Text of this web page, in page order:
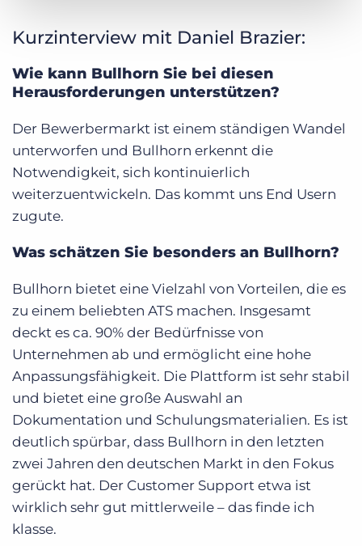
Kurzinterview mit Daniel Brazier:
Wie kann Bullhorn Sie bei diesen
Herausforderungen unterstützen?
Der Bewerbermarkt ist einem ständigen Wandel
unterworfen und Bullhorn erkennt die
Notwendigkeit, sich kontinuierlich
weiterzuentwickeln. Das kommt uns End Usern
zugute.
Was schätzen Sie besonders an Bullhorn?
Bullhorn bietet eine Vielzahl von Vorteilen, die es
zu einem beliebten ATS machen. Insgesamt
deckt es ca. 90% der Bedürfnisse von
Unternehmen ab und ermöglicht eine hohe
Anpassungsfähigkeit. Die Plattform ist sehr stabil
und bietet eine große Auswahl an
Dokumentation und Schulungsmaterialien. Es ist
deutlich spürbar, dass Bullhorn in den letzten
zwei Jahren den deutschen Markt in den Fokus
gerückt hat. Der Customer Support etwa ist
wirklich sehr gut mittlerweile – das finde ich
klasse.